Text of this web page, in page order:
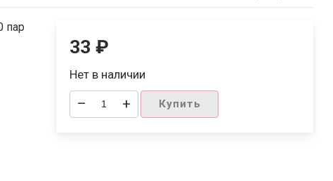
пар
33₽
Нет в наличии
– + Купить